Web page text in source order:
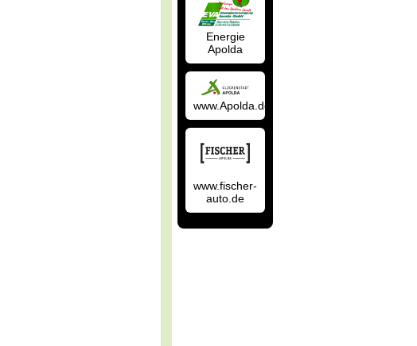
Energie
Apolda
www.Apolda.de
www.fischer-
auto.de